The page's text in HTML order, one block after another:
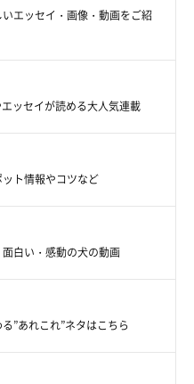
エッセイ・画像・動画をご紹
ッセイが読める大人気連載
ト情報やコツなど
白い・感動の犬の動画
”あれこれ”ネタはこちら